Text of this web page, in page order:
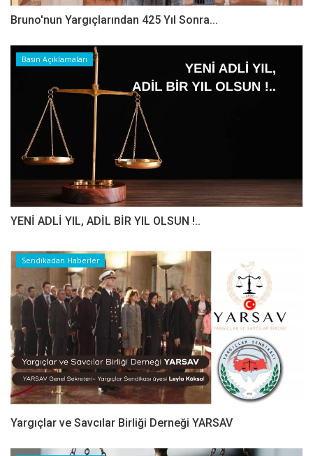
Bruno'nun Yargıçlarından 425 Yıl Sonra...
Basın Açıklamaları
YENİ ADLİ YIL, ADİL BİR YIL OLSUN !..
Sendikadan Haberler
Yargıçlar ve Savcılar Birliği Derneği YARSAV